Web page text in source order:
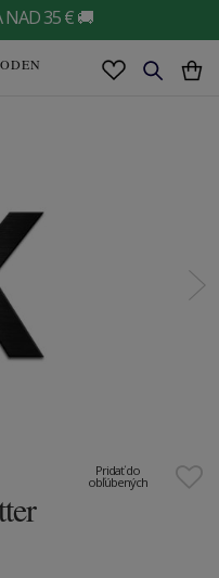
NAD 35 € 🚚
Pridať do
obľúbených